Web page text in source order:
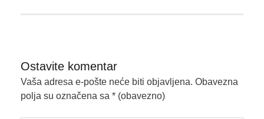
Ostavite komentar
Vaša adresa e-pošte neće biti objavljena. Obavezna
polja su označena sa * (obavezno)